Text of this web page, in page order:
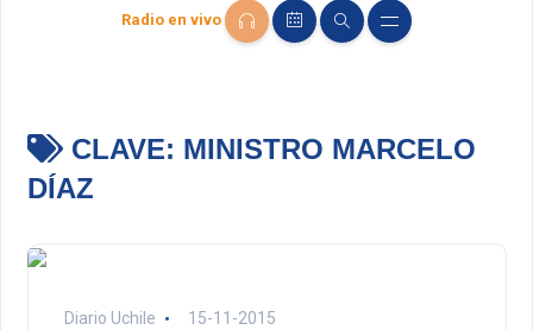
Radio en vivo
CLAVE: MINISTRO MARCELO
DÍAZ
Diario Uchile 15-11-2015